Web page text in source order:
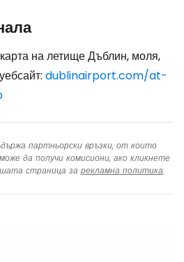
на летище Дъблин, моля,
dublinairport.com/at-
партньорски връзки, от които
да получи комисиони, ако кликнете
страница за рекламна политика.